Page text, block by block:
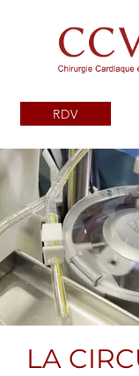
RDV
LA